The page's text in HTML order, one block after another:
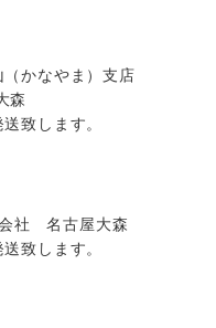
かなやま）支店
森
致します。
会社 名古屋大森
致します。